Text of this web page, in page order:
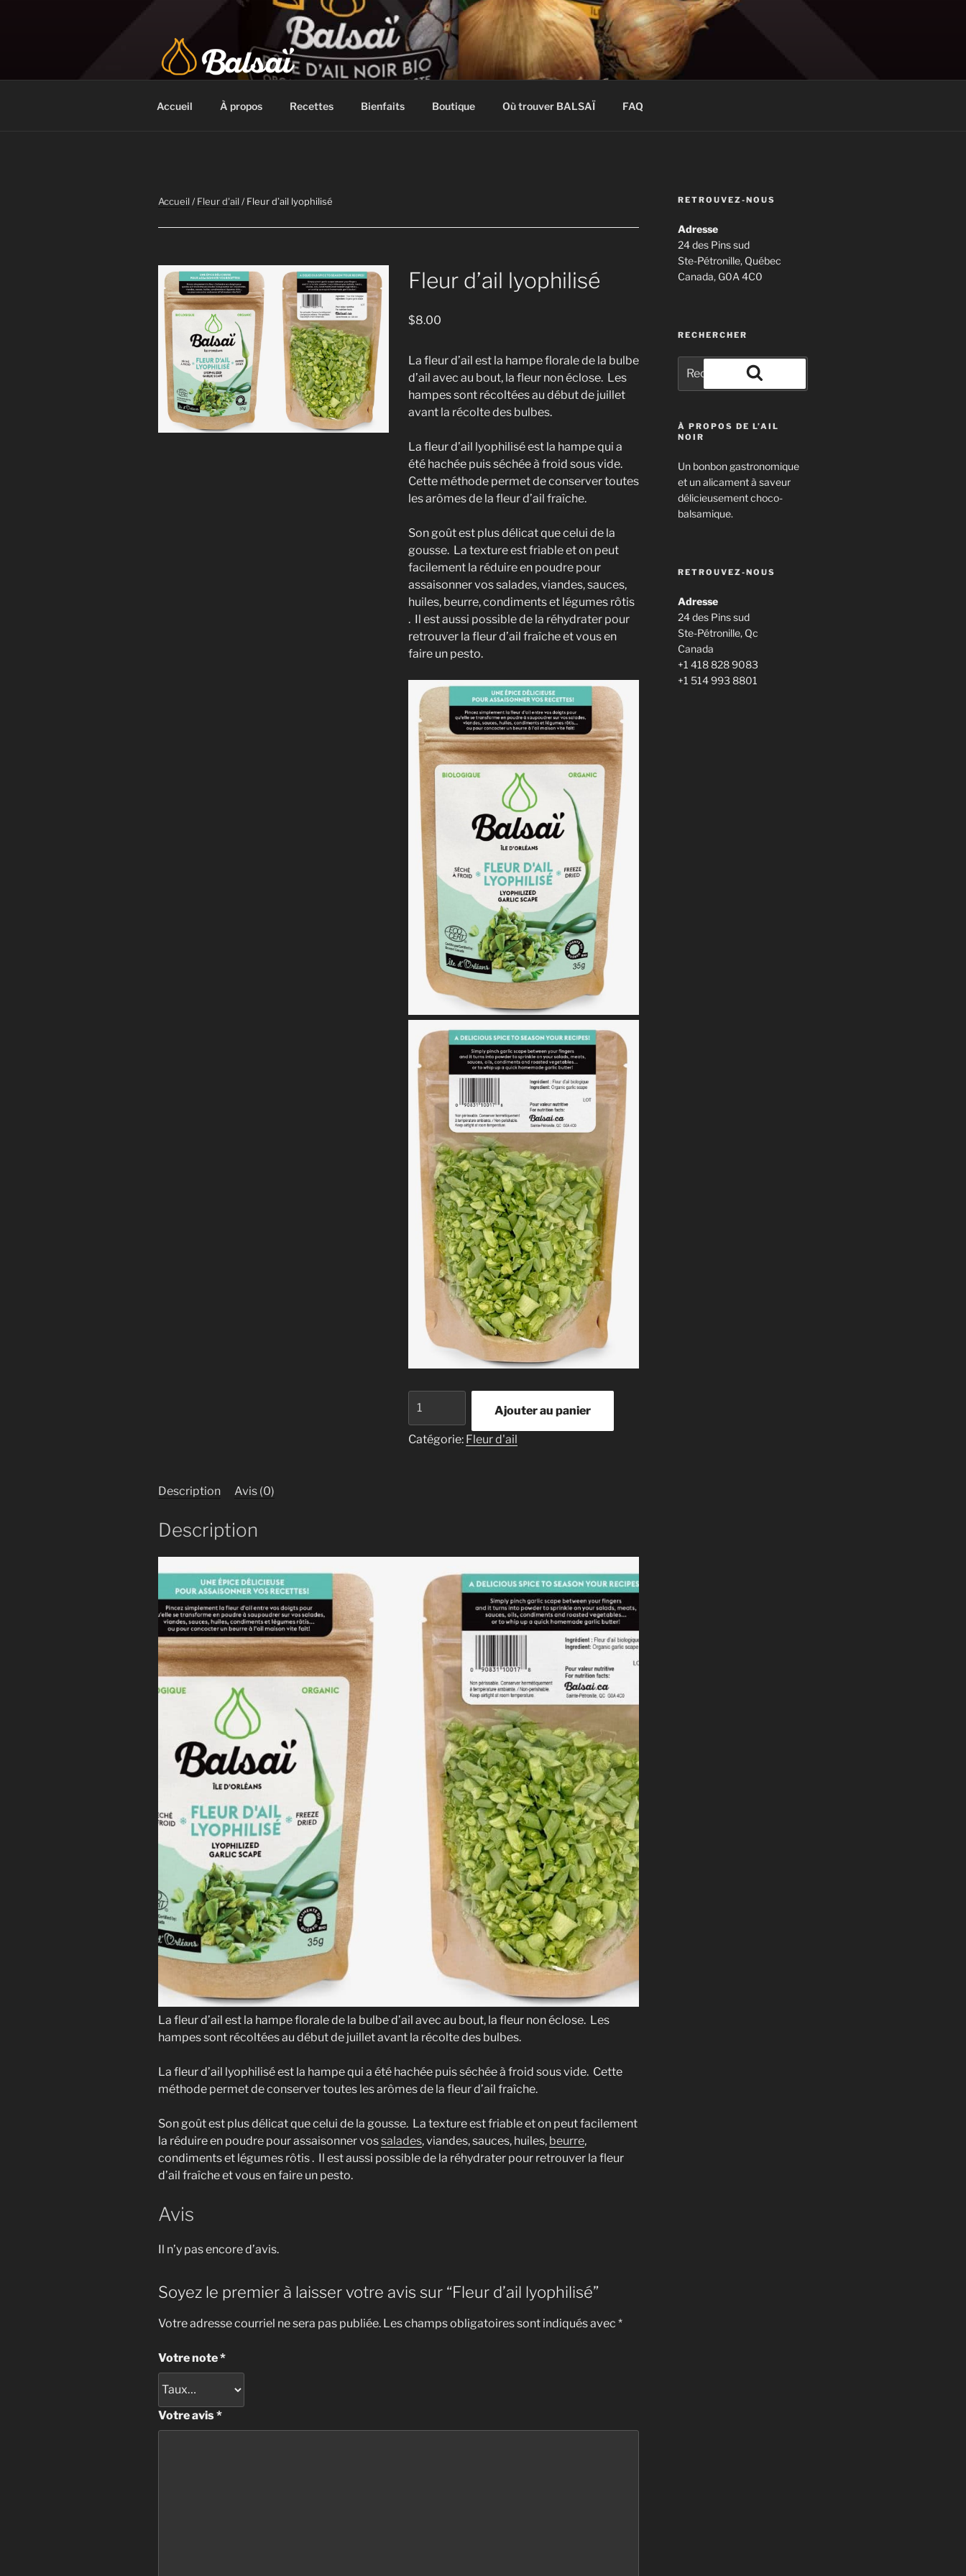
BALSAÏ BIO
L'authentique Ail Noir certifié BIOLOGIQUE de l'Île d'Orléans
Accueil À propos Recettes Bienfaits Boutique Où trouver BALSAÏ FAQ
Accueil /Fleur d'ail / Fleur d’ail lyophilisé
Fleur d’ail lyophilisé
$8.00
La fleur d’ail est la hampe florale de la bulbe
d’ail avec au bout, la fleur non éclose. Les
hampes sont récoltées au début de juillet
avant la récolte des bulbes.
La fleur d’ail lyophilisé est la hampe qui a
été hachée puis séchée à froid sous vide.
Cette méthode permet de conserver toutes
les arômes de la fleur d’ail fraîche.
Son goût est plus délicat que celui de la
gousse. La texture est friable et on peut
facilement la réduire en poudre pour
assaisonner vos salades, viandes, sauces,
huiles, beurre, condiments et légumes rôtis
. Il est aussi possible de la réhydrater pour
retrouver la fleur d’ail fraîche et vous en
faire un pesto.
de
Fleur
Ajouter au panier
Catégorie: Fleur d'ail
Description Avis (0)
Description
La fleur d’ail est la hampe florale de la bulbe d’ail avec au bout, la fleur non éclose. Les
hampes sont récoltées au début de juillet avant la récolte des bulbes.
La fleur d’ail lyophilisé est la hampe qui a été hachée puis séchée à froid sous vide. Cette
méthode permet de conserver toutes les arômes de la fleur d’ail fraîche.
Son goût est plus délicat que celui de la gousse. La texture est friable et on peut facilement
la réduire en poudre pour assaisonner vossalades, viandes, sauces, huiles, beurre,
condiments et légumes rôtis . Il est aussi possible de la réhydrater pour retrouver la fleur
d’ail fraîche et vous en faire un pesto.
Avis
Il n’y pas encore d’avis.
Soyez le premier à laisser votre avis sur “Fleur d’ail lyophilisé”
Votre adresse courriel ne sera pas publiée. Les champs obligatoires sont indiqués avec *
Votre note*
Votre avis*
RETROUVEZ-NOUS
Adresse
24 des Pins sud
Ste-Pétronille, Québec
Canada, G0A 4C0
RECHERCHER
Rechercher :
Rechercher
À PROPOS DE L’AIL
NOIR
Un bonbon gastronomique
et un alicament à saveur
délicieusement choco-
balsamique.
RETROUVEZ-NOUS
Adresse
24 des Pins sud
Ste-Pétronille, Qc
Canada
+1 418 828 9083
+1 514 993 8801